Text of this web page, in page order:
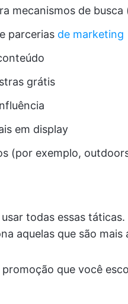
mecanismos de busca
e parcerias de marketing
grátis
em display
(por exemplo,
todas essas
aquelas que são
que você